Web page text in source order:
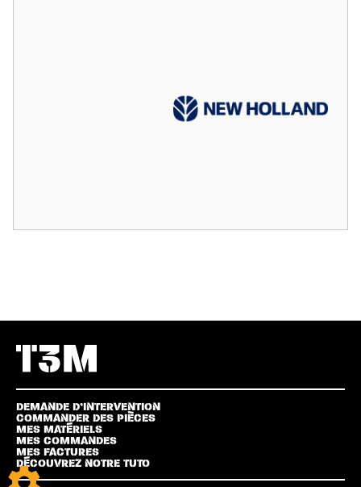
DEMANDE D’INTERVENTION
COMMANDER DES PIÈCES
MES MATÉRIELS
MES COMMANDES
MES FACTURES
DÉCOUVREZ NOTRE TUTO